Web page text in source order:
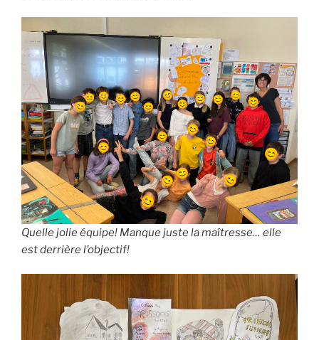
Quelle jolie équipe! Manque juste la maîtresse… elle
est derrière l’objectif!